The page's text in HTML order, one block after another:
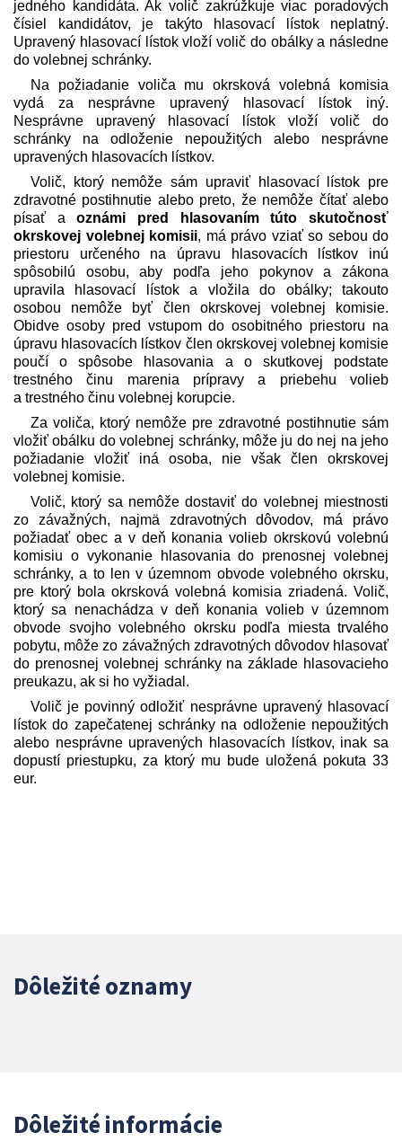
jedného kandidáta. Ak volič zakrúžkuje viac poradových
čísiel kandidátov, je takýto hlasovací lístok neplatný.
Upravený hlasovací lístok vloží volič do obálky a následne
do volebnej schránky.
Na požiadanie voliča mu okrsková volebná komisia
vydá za nesprávne upravený hlasovací lístok iný.
Nesprávne upravený hlasovací lístok vloží volič do
schránky na odloženie nepoužitých alebo nesprávne
upravených hlasovacích lístkov.
Volič, ktorý nemôže sám upraviť hlasovací lístok pre
zdravotné postihnutie alebo preto, že nemôže čítať alebo
písať aoznámi pred hlasovaním túto skutočnosť
okrskovej volebnej komisii, má právo vziať so sebou do
priestoru určeného na úpravu hlasovacích lístkov inú
spôsobilú osobu, aby podľa jeho pokynov a zákona
upravila hlasovací lístok a vložila do obálky; takouto
osobou nemôže byť člen okrskovej volebnej komisie.
Obidve osoby pred vstupom do osobitného priestoru na
úpravu hlasovacích lístkov člen okrskovej volebnej komisie
poučí o spôsobe hlasovania a o skutkovej podstate
trestného činu marenia prípravy a priebehu volieb
a trestného činu volebnej korupcie.
Za voliča, ktorý nemôže pre zdravotné postihnutie sám
vložiť obálku do volebnej schránky, môže ju do nej na jeho
požiadanie vložiť iná osoba, nie však člen okrskovej
volebnej komisie.
Volič, ktorý sa nemôže dostaviť do volebnej miestnosti
zo závažných, najmä zdravotných dôvodov, má právo
požiadať obec a v deň konania volieb okrskovú volebnú
komisiu o vykonanie hlasovania do prenosnej volebnej
schránky, a to len v územnom obvode volebného okrsku,
pre ktorý bola okrsková volebná komisia zriadená. Volič,
ktorý sa nenachádza v deň konania volieb v územnom
obvode svojho volebného okrsku podľa miesta trvalého
pobytu, môže zo závažných zdravotných dôvodov hlasovať
do prenosnej volebnej schránky na základe hlasovacieho
preukazu, ak si ho vyžiadal.
Volič je povinný odložiť nesprávne upravený hlasovací
lístok do zapečatenej schránky na odloženie nepoužitých
alebo nesprávne upravených hlasovacích lístkov, inak sa
dopustí priestupku, za ktorý mu bude uložená pokuta 33
eur.
Dôležité oznamy
Dôležité informácie